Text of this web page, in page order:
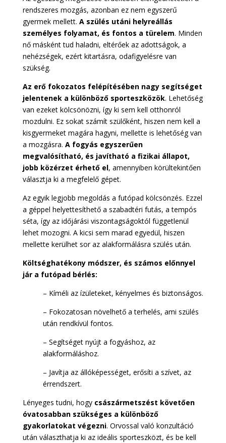
rendszeres mozgás, azonban ez nem egyszerű
gyermek mellett. A szülés utáni helyreállás
személyes folyamat, és fontos a türelem. Minden
nő másként tud haladni, eltérőek az adottságok, a
nehézségek, ezért kitartásra, odafigyelésre van
szükség.
Az erő fokozatos felépítésében nagy segítséget
jelentenek a különböző sporteszközök. Lehetőség
van ezeket kölcsönözni, így ki sem kell otthonról
mozdulni. Ez sokat számít szülőként, hiszen nem kell a
kisgyermeket magára hagyni, mellette is lehetőség van
a mozgásra. A fogyás egyszerűen
megvalósítható, és javítható a fizikai állapot,
jobb közérzet érhető el, amennyiben körültekintően
választja ki a megfelelő gépet.
Az egyik legjobb megoldás a futópad kölcsönzés. Ezzel
a géppel helyettesíthető a szabadtéri futás, a tempós
séta, így az időjárási viszontagságoktól függetlenül
lehet mozogni. A kicsi sem marad egyedül, hiszen
mellette kerülhet sor az alakformálásra szülés után.
Költséghatékony módszer, és számos előnnyel
jár a futópad bérlés:
– Kíméli az ízületeket, kényelmes és biztonságos.
– Fokozatosan növelhető a terhelés, ami szülés
után rendkívül fontos.
– Segítséget nyújt a fogyáshoz, az
alakformáláshoz.
– Javítja az állóképességet, erősíti a szívet, az
érrendszert.
Lényeges tudni, hogy császármetszést követően
óvatosabban szükséges a különböző
gyakorlatokat végezni. Orvossal való konzultáció
után választhatja ki az ideális sporteszközt, és be kell